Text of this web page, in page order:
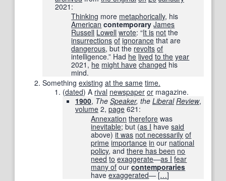
2021 :
Thinking more metaphorically, his
American contemporary James
Russell Lowell wrote: “It is not the
insurrections of ignorance that are
dangerous, but the revolts of
intelligence.” Had he lived to the year
2021, he might have changed his
mind.
Something existing at the same time.
(dated) A rival newspaper or magazine.
1900, The Speaker, the Liberal Review,
volume 2, page 621 :
Annexation therefore was
inevitable; but (as I havesaid
above)it was not necessarily of
prime importance in our national
policy, andthere has been no
need to exaggerate—as I fear
many of ourcontemporaries
haveexaggerated— […]